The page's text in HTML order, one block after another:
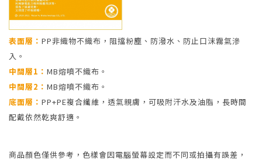
表面層： PP非織物不織布，阻擋粉塵、防潑水、防止口沫霧氣滲
入。
中間層1： MB熔噴不織布。
中間層2： MB熔噴不織布。
底面層： PP+PE複合纖維，透氣親膚，可吸附汗水及油脂，長時間
配戴依然乾爽舒適。
商品顏色僅供參考，色樣會因電腦螢幕設定而不同或拍攝有誤差，